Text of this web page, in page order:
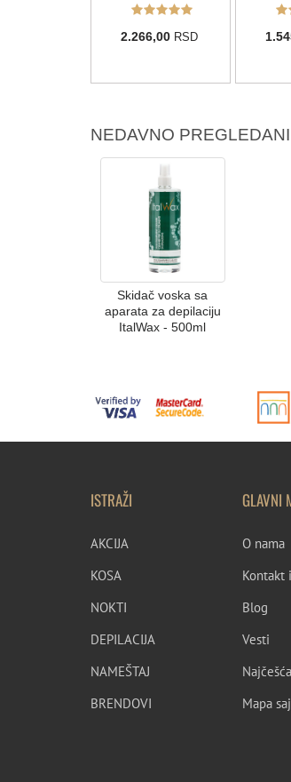
2.266,00 RSD
NEDAVNO
Skidač voska sa
aparata za depilaciju
ItalWax - 500ml
ISTRAŽI
AKCIJA
KOSA
NOKTI
DEPILACIJA
NAMEŠTAJ
BRENDOVI
GLAVNI
O nama
Kontakt
Blog
Vesti
Mapa